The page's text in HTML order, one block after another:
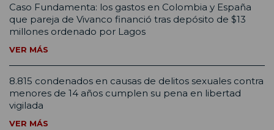
Caso Fundamenta: los gastos en Colombia y España
que pareja de Vivanco financió tras depósito de $13
millones ordenado por Lagos
VER MÁS
8.815 condenados en causas de delitos sexuales contra
menores de 14 años cumplen su pena en libertad
vigilada
VER MÁS